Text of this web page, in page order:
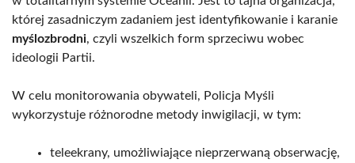
której zasadniczym zadaniem jest identyfikowanie i karanie
myślozbrodni, czyli wszelkich form sprzeciwu wobec
ideologii Partii.
W celu monitorowania obywateli, Policja Myśli
wykorzystuje różnorodne metody inwigilacji, w tym:
teleekrany, umożliwiające nieprzerwaną obserwację,